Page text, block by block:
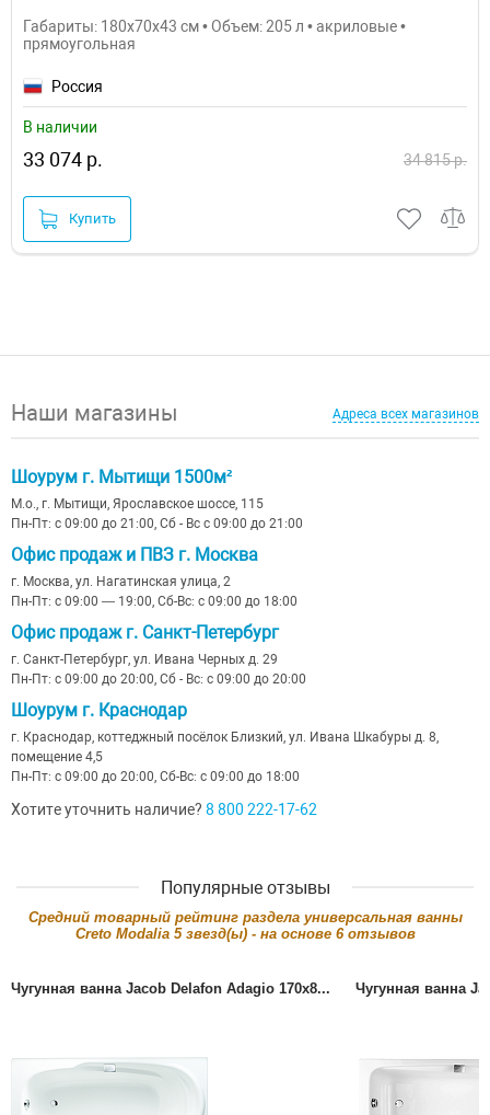
Габариты: 180x70x43 см • Объем: 205 л • акриловые •
прямоугольная
Россия
В наличии
33 074 р. 34 815 р.
Купить
Наши магазины Адреса всех магазинов
Шоурум г. Мытищи 1500м²
М.о., г. Мытищи, Ярославское шоссе, 115
Пн-Пт: с 09:00 до 21:00, Сб - Вс с 09:00 до 21:00
Офис продаж и ПВЗ г. Москва
г. Москва, ул. Нагатинская улица, 2
Пн-Пт: с 09:00 — 19:00, Сб-Вс: с 09:00 до 18:00
Офис продаж г. Санкт-Петербург
г. Санкт-Петербург, ул. Ивана Черных д. 29
Пн-Пт: с 09:00 до 20:00, Сб - Вс: с 09:00 до 20:00
Шоурум г. Краснодар
г. Краснодар, коттеджный посёлок Близкий, ул. Ивана Шкабуры д. 8,
помещение 4,5
Пн-Пт: с 09:00 до 20:00, Сб-Вс: с 09:00 до 18:00
Хотите уточнить наличие? 8 800 222-17-62
Популярные отзывы
Cредний товарный рейтинг раздела универсальная ванны
Creto Modalia 5звезд(ы) - на основе 6отзывов
Чугунная ванна Jacob Delafon Adagio 170x8... Чугунная ванна